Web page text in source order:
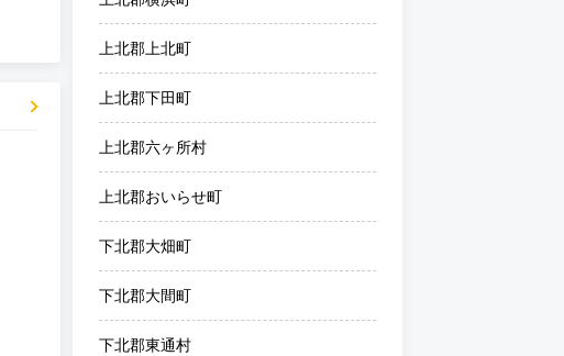
上北郡上北町
上北郡下田町
上北郡六ヶ所村
上北郡おいらせ町
下北郡大畑町
下北郡大間町
下北郡東通村